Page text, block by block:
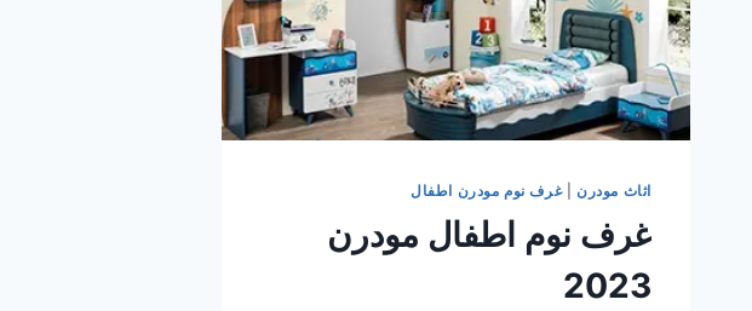
اثاث مودرن|غرف نوم مودرن اطفال
غرف نوم اطفال مودرن
2023